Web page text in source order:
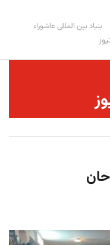
بنیاد بین المللی عاشوراء